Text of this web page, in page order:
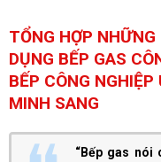
TỔNG HỢP
DỤNG BẾP GAS
BẾP CÔNG
MINH SANG
“Bếp gas nói